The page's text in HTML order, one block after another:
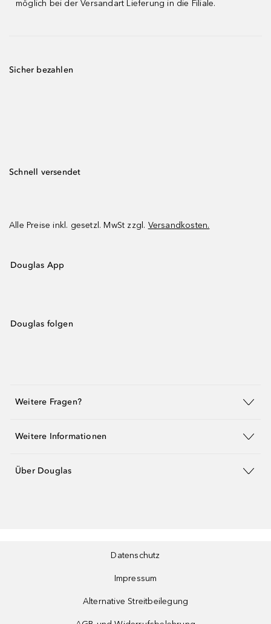
möglich bei der Versandart Lieferung in die Filiale.
Sicher bezahlen
Schnell versendet
Alle Preise inkl. gesetzl. MwSt zzgl. Versandkosten.
Douglas App
Douglas folgen
Weitere Fragen?
Weitere Informationen
Über Douglas
Datenschutz
Impressum
Alternative Streitbeilegung